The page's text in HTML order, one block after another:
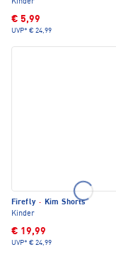
Kinder
€ 5,99
UVP* € 24,99
Firefly · Kim Shorts
Kinder
€ 19,99
UVP* € 24,99